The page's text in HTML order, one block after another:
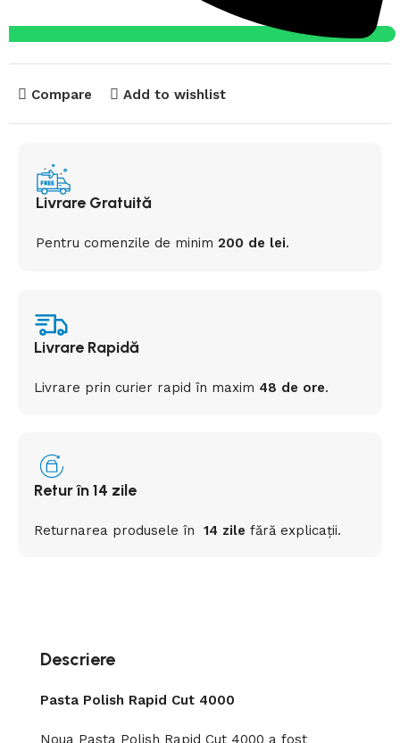
Compare Add to wishlist
Livrare Gratuită
Pentru comenzile de minim200 de lei.
Livrare Rapidă
Livrare prin curier rapidîn maxim 48 de ore.
Retur în 14 zile
Returnarea produseleîn 14 zile fără explicații.
Descriere
Pasta Polish Rapid Cut 4000
Noua Pasta Polish Rapid Cut 4000 a fost